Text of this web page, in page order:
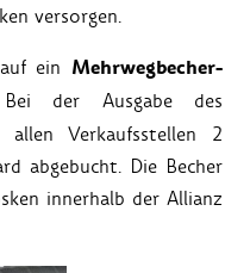
versorgen.
ein Mehrwegbecher-
Bei der Ausgabe des
allen Verkaufsstellen 2
abgebucht. Die Becher
innerhalb der Allianz